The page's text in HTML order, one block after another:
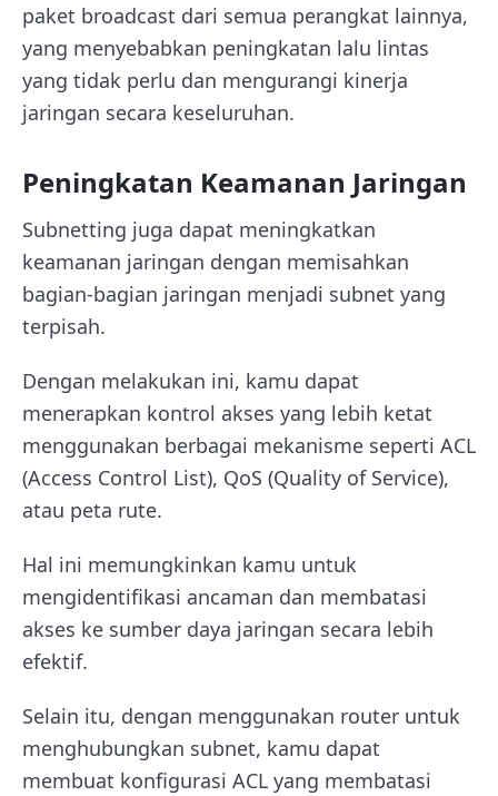
paket broadcast dari semua perangkat lainnya,
yang menyebabkan peningkatan lalu lintas
yang tidak perlu dan mengurangi kinerja
jaringan secara keseluruhan.
Peningkatan Keamanan Jaringan
Subnetting juga dapat meningkatkan
keamanan jaringan dengan memisahkan
bagian-bagian jaringan menjadi subnet yang
terpisah.
Dengan melakukan ini, kamu dapat
menerapkan kontrol akses yang lebih ketat
menggunakan berbagai mekanisme seperti ACL
(Access Control List), QoS (Quality of Service),
atau peta rute.
Hal ini memungkinkan kamu untuk
mengidentifikasi ancaman dan membatasi
akses ke sumber daya jaringan secara lebih
efektif.
Selain itu, dengan menggunakan router untuk
menghubungkan subnet, kamu dapat
membuat konfigurasi ACL yang membatasi